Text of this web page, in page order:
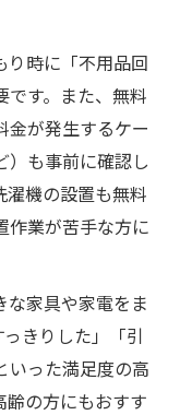
り時に「不用品回
す。また、無料
金が発生するケー
）も事前に確認し
濯機の設置も無料
作業が苦手な方に
な家具や家電をま
きりした」「引
いった満足度の高
齢の方にもおすす